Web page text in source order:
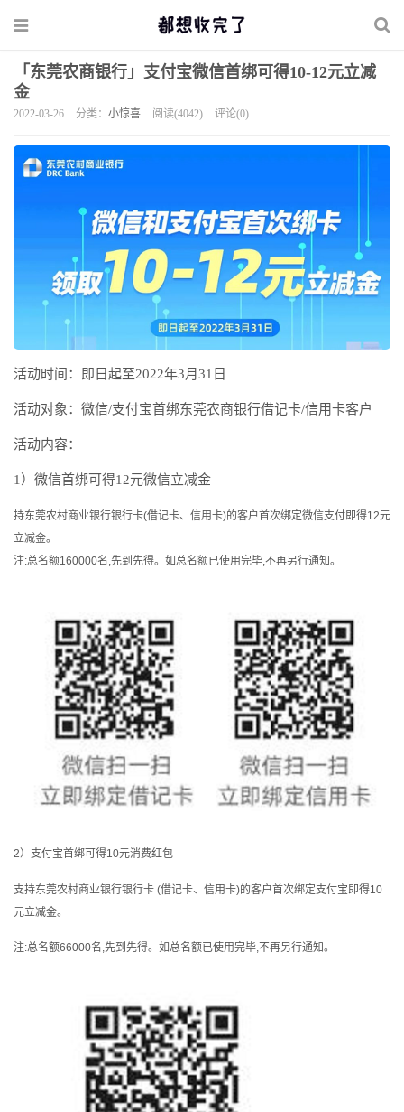
「东莞农商银行」支付宝微信首绑可得10-12元立减
金
2022-03-26 分类： 小惊喜 阅读(4042) 评论(0)
活动时间：即日起至2022年3月31日
活动对象：微信/支付宝首绑东莞农商银行借记卡/信用卡客户
活动内容：
1）微信首绑可得12元微信立减金
持东莞农村商业银行银行卡(借记卡、信用卡)的客户首次绑定微信支付即得12元
立减金。
注:总名额160000名,先到先得。如总名额已使用完毕,不再另行通知。
2）支付宝首绑可得10元消费红包
支持东莞农村商业银行银行卡 (借记卡、信用卡)的客户首次绑定支付宝即得10
元立减金。
注:总名额66000名,先到先得。如总名额已使用完毕,不再另行通知。